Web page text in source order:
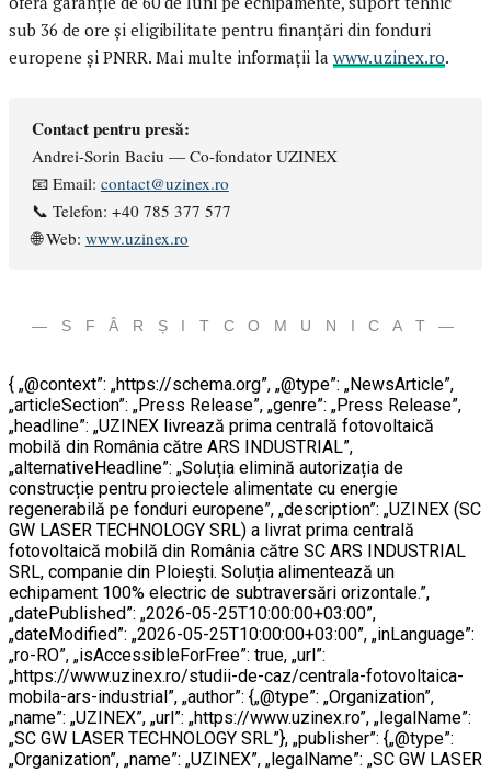
sub 36 de ore și eligibilitate pentru finanțări din fonduri
europene și PNRR. Mai multe informații la www.uzinex.ro.
Contact pentru presă:
Andrei-Sorin Baciu — Co-fondator UZINEX
📧 Email: contact@uzinex.ro
📞 Telefon: +40 785 377 577
🌐 Web: www.uzinex.ro
— S F Â R Ș I T C O M U N I C A T —
{ „@context”: „https://schema.org”, „@type”: „NewsArticle”,
„articleSection”: „Press Release”, „genre”: „Press Release”,
„headline”: „UZINEX livrează prima centrală fotovoltaică
mobilă din România către ARS INDUSTRIAL”,
„alternativeHeadline”: „Soluția elimină autorizația de
construcție pentru proiectele alimentate cu energie
regenerabilă pe fonduri europene”, „description”: „UZINEX (SC
GW LASER TECHNOLOGY SRL) a livrat prima centrală
fotovoltaică mobilă din România către SC ARS INDUSTRIAL
SRL, companie din Ploiești. Soluția alimentează un
echipament 100% electric de subtraversări orizontale.”,
„datePublished”: „2026-05-25T10:00:00+03:00”,
„dateModified”: „2026-05-25T10:00:00+03:00”, „inLanguage”:
„ro-RO”, „isAccessibleForFree”: true, „url”:
„https://www.uzinex.ro/studii-de-caz/centrala-fotovoltaica-
mobila-ars-industrial”, „author”: {„@type”: „Organization”,
„name”: „UZINEX”, „url”: „https://www.uzinex.ro”, „legalName”:
„SC GW LASER TECHNOLOGY SRL”}, „publisher”: {„@type”:
„Organization”, „name”: „UZINEX”, „legalName”: „SC GW LASER